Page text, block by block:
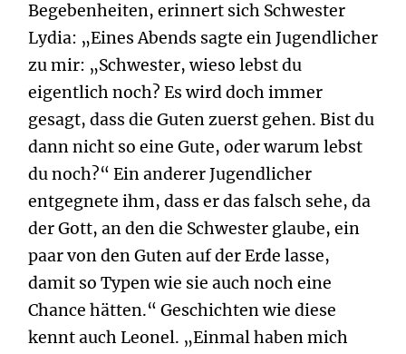
Begebenheiten, erinnert sich Schwester
Lydia: „Eines Abends sagte ein Jugendlicher
zu mir: „Schwester, wieso lebst du
eigentlich noch? Es wird doch immer
gesagt, dass die Guten zuerst gehen. Bist du
dann nicht so eine Gute, oder warum lebst
du noch?“ Ein anderer Jugendlicher
entgegnete ihm, dass er das falsch sehe, da
der Gott, an den die Schwester glaube, ein
paar von den Guten auf der Erde lasse,
damit so Typen wie sie auch noch eine
Chance hätten.“ Geschichten wie diese
kennt auch Leonel. „Einmal haben mich